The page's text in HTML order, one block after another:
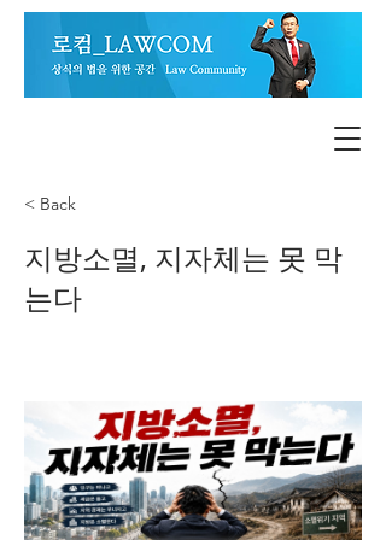
< Back
지방소멸, 지자체는 못 막
는다